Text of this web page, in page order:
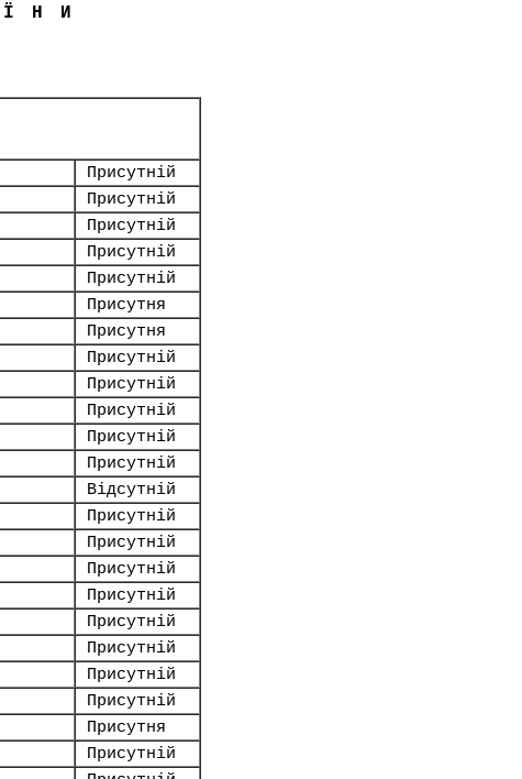
Присутній
Присутній
Присутній
Присутній
Присутній
Присутня
Присутня
Присутній
Присутній
Присутній
Присутній
Присутній
Відсутній
Присутній
Присутній
Присутній
Присутній
Присутній
Присутній
Присутній
Присутній
Присутня
Присутній